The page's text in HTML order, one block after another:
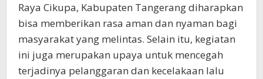
Raya Cikupa, Kabupaten Tangerang diharapkan
bisa memberikan rasa aman dan nyaman bagi
masyarakat yang melintas. Selain itu, kegiatan
ini juga merupakan upaya untuk mencegah
terjadinya pelanggaran dan kecelakaan lalu